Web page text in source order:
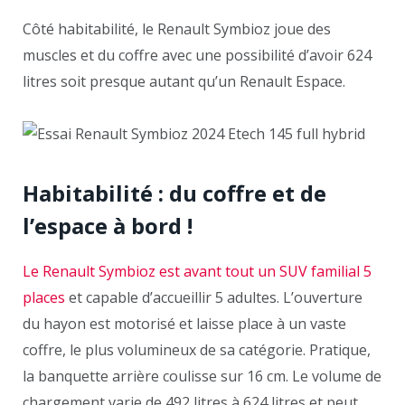
Côté habitabilité, le Renault Symbioz joue des
muscles et du coffre avec une possibilité d’avoir 624
litres soit presque autant qu’un Renault Espace.
Habitabilité : du coffre et de
l’espace à bord !
Le Renault Symbioz est avant tout un SUV familial 5
places et capable d’accueillir 5 adultes. L’ouverture
du hayon est motorisé et laisse place à un vaste
coffre, le plus volumineux de sa catégorie. Pratique,
la banquette arrière coulisse sur 16 cm. Le volume de